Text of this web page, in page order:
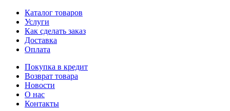
Каталог товаров
Услуги
Как сделать заказ
Доставка
Оплата
Покупка в кредит
Возврат товара
Новости
О нас
Контакты